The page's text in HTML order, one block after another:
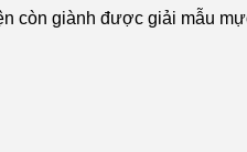
còn giành được giải mẫu